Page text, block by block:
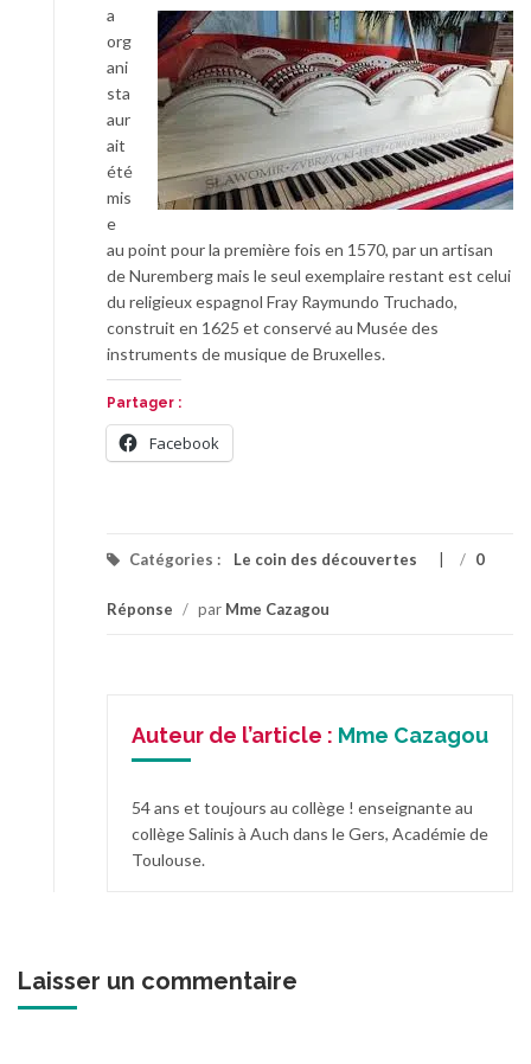
a
org
ani
sta
aur
ait
été
mis
e
au point pour la première fois en 1570, par un artisan
de Nuremberg mais le seul exemplaire restant est celui
du religieux espagnol Fray Raymundo Truchado,
construit en 1625 et conservé au Musée des
instruments de musique de Bruxelles.
Partager :
Facebook
Catégories : Le coin des découvertes / 0
Réponse / par Mme Cazagou
Auteur de l’article : Mme Cazagou
54 ans et toujours au collège ! enseignante au
collège Salinis à Auch dans le Gers, Académie de
Toulouse.
Laisser un commentaire